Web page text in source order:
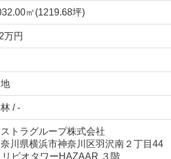
㎡(1219.68坪)
万円
/ -
トラグループ株式会社
川県横浜市神奈川区羽沢南２丁目44
リビオタワーHAZAAR ３階